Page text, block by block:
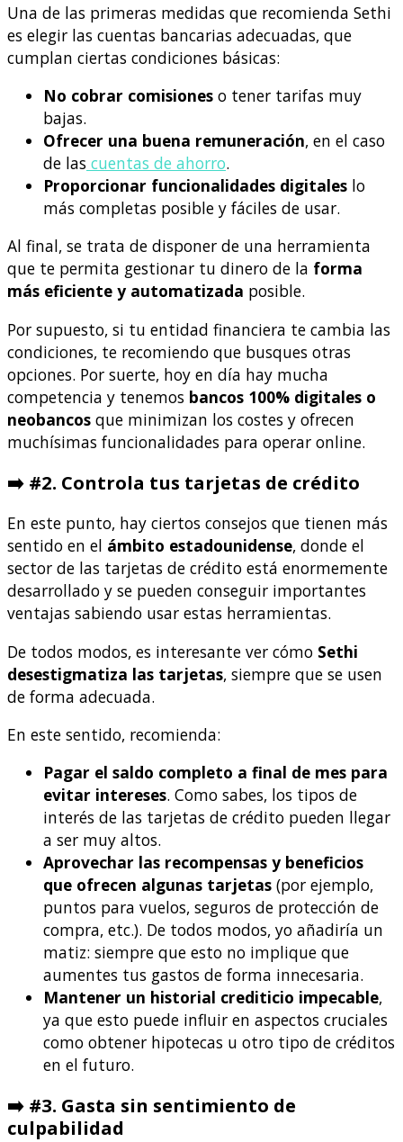
Una de las primeras medidas que recomienda Sethi
es elegir las cuentas bancarias adecuadas, que
cumplan ciertas condiciones básicas:
No cobrar comisiones o tener tarifas muy
bajas.
Ofrecer una buena remuneración, en el caso
de las cuentas de ahorro.
Proporcionar funcionalidades digitales lo
más completas posible y fáciles de usar.
Al final, se trata de disponer de una herramienta
que te permita gestionar tu dinero de la forma
más eficiente y automatizada posible.
Por supuesto, si tu entidad financiera te cambia las
condiciones, te recomiendo que busques otras
opciones. Por suerte, hoy en día hay mucha
competencia y tenemos bancos 100% digitales o
neobancos que minimizan los costes y ofrecen
muchísimas funcionalidades para operar online.
➡️ #2. Controla tus tarjetas de crédito
En este punto, hay ciertos consejos que tienen más
sentido en el ámbito estadounidense, donde el
sector de las tarjetas de crédito está enormemente
desarrollado y se pueden conseguir importantes
ventajas sabiendo usar estas herramientas.
De todos modos, es interesante ver cómo Sethi
desestigmatiza las tarjetas, siempre que se usen
de forma adecuada.
En este sentido, recomienda:
Pagar el saldo completo a final de mes para
evitar intereses. Como sabes, los tipos de
interés de las tarjetas de crédito pueden llegar
a ser muy altos.
Aprovechar las recompensas y beneficios
que ofrecen algunas tarjetas (por ejemplo,
puntos para vuelos, seguros de protección de
compra, etc.). De todos modos, yo añadiría un
matiz: siempre que esto no implique que
aumentes tus gastos de forma innecesaria.
Mantener un historial crediticio impecable,
ya que esto puede influir en aspectos cruciales
como obtener hipotecas u otro tipo de créditos
en el futuro.
➡️ #3. Gasta sin sentimiento de
culpabilidad